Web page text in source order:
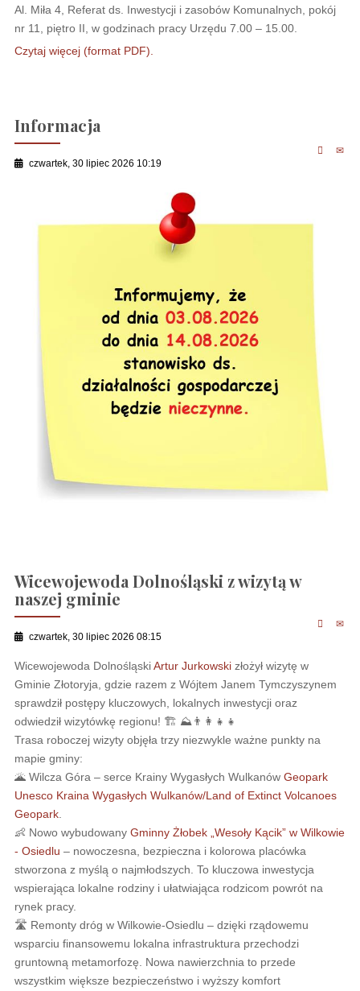
Al. Miła 4, Referat ds. Inwestycji i zasobów Komunalnych, pokój
nr 11, piętro II, w godzinach pracy Urzędu 7.00 – 15.00.
Czytaj więcej (format PDF).
Informacja
czwartek, 30 lipiec 2026 10:19
Wicewojewoda Dolnośląski z wizytą w
naszej gminie
czwartek, 30 lipiec 2026 08:15
Wicewojewoda DolnośląskiArtur Jurkowskizłożył wizytę w
Gminie Złotoryja, gdzie razem z Wójtem Janem Tymczyszynem
sprawdził postępy kluczowych, lokalnych inwestycji oraz
odwiedził wizytówkę regionu! 🏗 ⛰👨‍👩‍👧‍👧
Trasa roboczej wizyty objęła trzy niezwykle ważne punkty na
mapie gminy:
🌋 Wilcza Góra – serce Krainy Wygasłych Wulkanów Geopark
Unesco Kraina Wygasłych Wulkanów/Land of Extinct Volcanoes
Geopark.
👶 Nowo wybudowany Gminny Żłobek „Wesoły Kącik” w Wilkowie
- Osiedlu – nowoczesna, bezpieczna i kolorowa placówka
stworzona z myślą o najmłodszych. To kluczowa inwestycja
wspierająca lokalne rodziny i ułatwiająca rodzicom powrót na
rynek pracy.
🛣 Remonty dróg w Wilkowie-Osiedlu – dzięki rządowemu
wsparciu finansowemu lokalna infrastruktura przechodzi
gruntowną metamorfozę. Nowa nawierzchnia to przede
wszystkim większe bezpieczeństwo i wyższy komfort